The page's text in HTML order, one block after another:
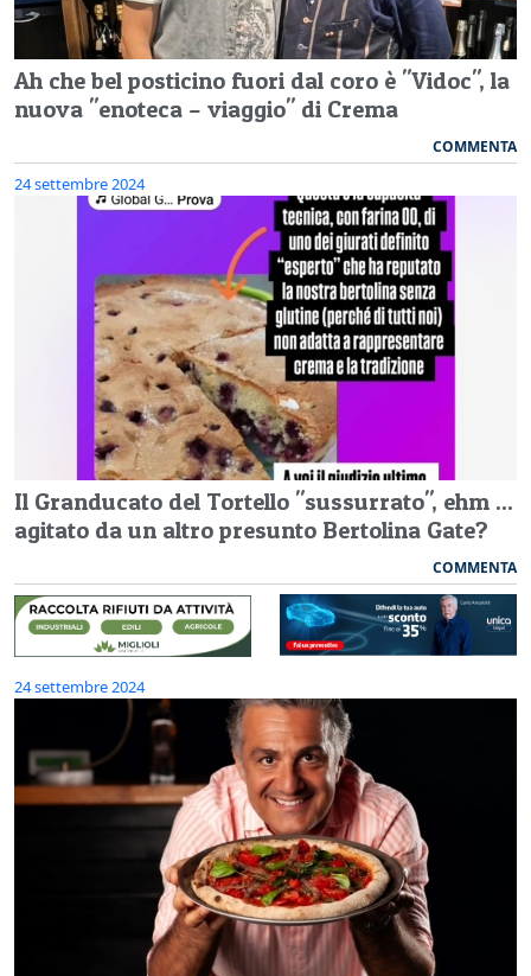
Ah che bel posticino fuori dal coro è "Vidoc", la
nuova "enoteca – viaggio" di Crema
COMMENTA
24 settembre 2024
Il Granducato del Tortello "sussurrato", ehm ...
agitato da un altro presunto Bertolina Gate?
COMMENTA
24 settembre 2024